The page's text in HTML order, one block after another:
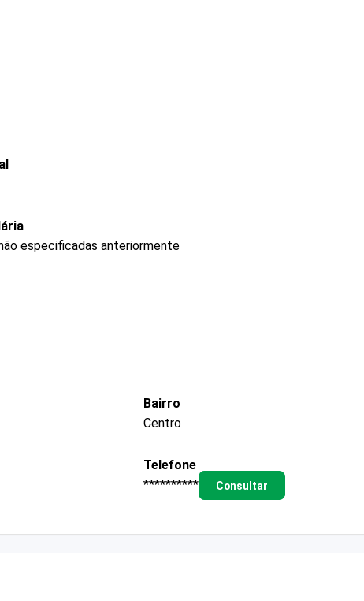
especificadas anteriormente
Bairro
Centro
Telefone
**********
Consultar